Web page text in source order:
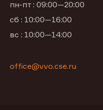
пн-пт : 09:00—20:00
сб : 10:00—16:00
вс : 10:00—14:00
office@vvo.cse.ru